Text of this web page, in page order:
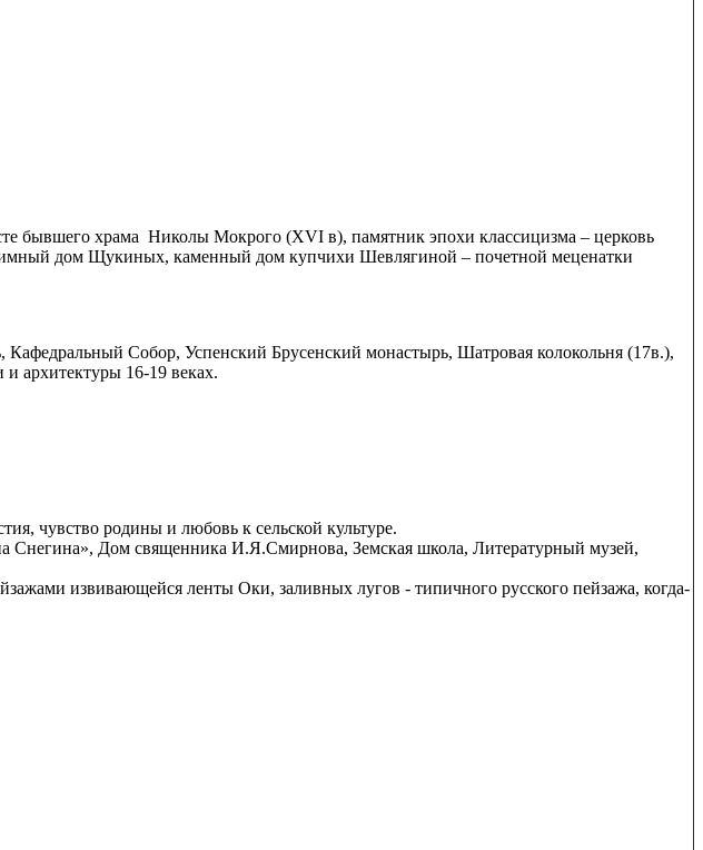
бывшего храма Николы Мокрого (XVI в), памятник эпохи классицизма – церковь
дом Щукиных, каменный дом купчихи Шевлягиной – почетной меценатки
Собор, Успенский Брусенский монастырь, Шатровая колокольня (17в.),
архитектуры 16-19 веках.
чувство родины и любовь к сельской культуре.
Дом священника И.Я.Смирнова, Земская школа, Литературный музей,
извивающейся ленты Оки, заливных лугов - типичного русского пейзажа, когда-